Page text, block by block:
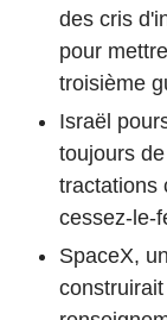
des cris
pour
troisième
Israël
toujours
tractations
cessez-le-
SpaceX,